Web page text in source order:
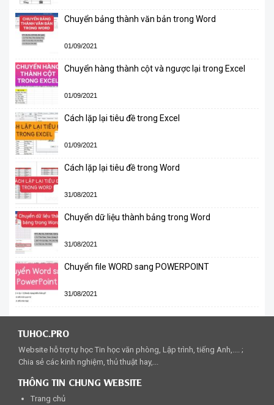
Chuyển bảng thành văn bản trong Word
01/09/2021
Chuyển hàng thành cột và ngược lại trong Excel
01/09/2021
Cách lặp lại tiêu đề trong Excel
01/09/2021
Cách lặp lại tiêu đề trong Word
31/08/2021
Chuyển dữ liệu thành bảng trong Word
31/08/2021
Chuyển file WORD sang POWERPOINT
31/08/2021
TUHOC.PRO
Website hỗ trợ tự học Tin học văn phòng, Lập trình, tiếng Anh,.... ;
Chia sẻ các kinh nghiệm, thủ thuật hay,...
THÔNG TIN CHUNG WEBSITE
Trang chủ